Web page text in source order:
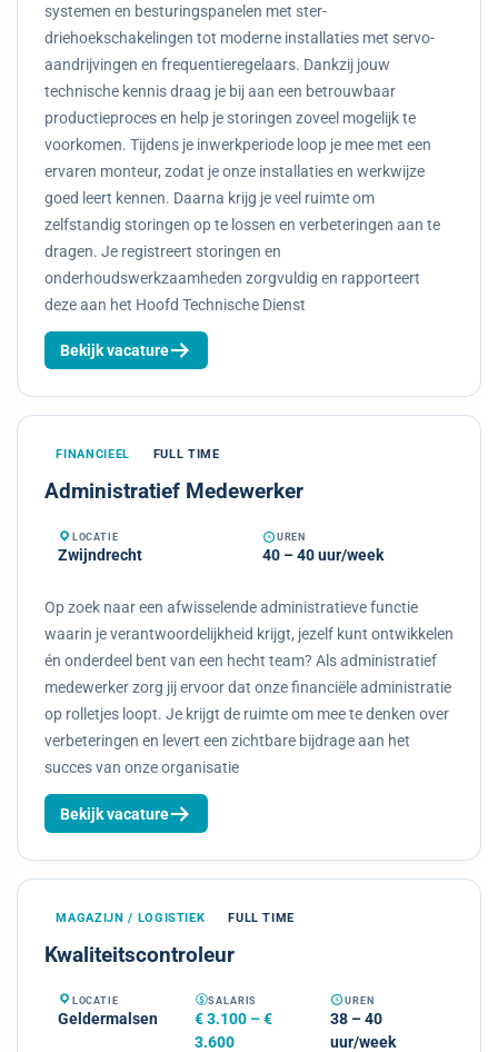
systemen en besturingspanelen met ster-
driehoekschakelingen tot moderne installaties met servo-
aandrijvingen en frequentieregelaars. Dankzij jouw
technische kennis draag je bij aan een betrouwbaar
productieproces en help je storingen zoveel mogelijk te
voorkomen. Tijdens je inwerkperiode loop je mee met een
ervaren monteur, zodat je onze installaties en werkwijze
goed leert kennen. Daarna krijg je veel ruimte om
zelfstandig storingen op te lossen en verbeteringen aan te
dragen. Je registreert storingen en
onderhoudswerkzaamheden zorgvuldig en rapporteert
deze aan het Hoofd Technische Dienst
Bekijk vacature
FINANCIEEL FULL TIME
Administratief Medewerker
LOCATIE
Zwijndrecht
UREN
40 – 40 uur/week
Op zoek naar een afwisselende administratieve functie
waarin je verantwoordelijkheid krijgt, jezelf kunt ontwikkelen
én onderdeel bent van een hecht team? Als administratief
medewerker zorg jij ervoor dat onze financiële administratie
op rolletjes loopt. Je krijgt de ruimte om mee te denken over
verbeteringen en levert een zichtbare bijdrage aan het
succes van onze organisatie
Bekijk vacature
MAGAZIJN / LOGISTIEK FULL TIME
Kwaliteitscontroleur
LOCATIE
Geldermalsen
SALARIS
€ 3.100 – €
3.600
UREN
38 – 40
uur/week